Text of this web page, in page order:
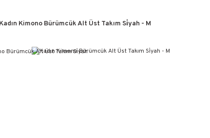
Kadın Kimono Bürümcük Alt Üst Takım Si̇yah - M